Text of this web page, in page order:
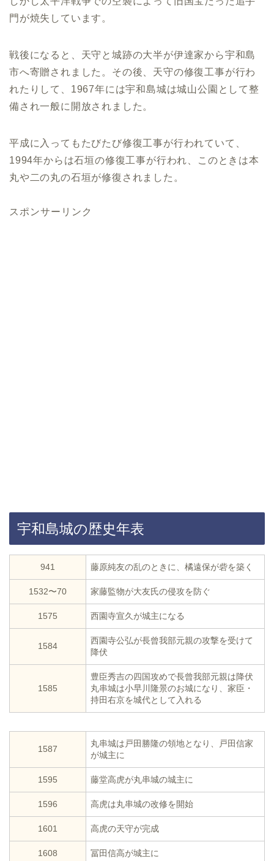
門が焼失しています。
戦後になると、天守と城跡の大半が伊達家から宇和島
市へ寄贈されました。その後、天守の修復工事が行わ
れたりして、1967年には宇和島城は城山公園として整
備され一般に開放されました。
平成に入ってもたびたび修復工事が行われていて、
1994年からは石垣の修復工事が行われ、このときは本
丸や二の丸の石垣が修復されました。
スポンサーリンク
宇和島城の歴史年表
941 藤原純友の乱のときに、橘遠保が砦を築く
1532〜70 家藤監物が大友氏の侵攻を防ぐ
1575 西園寺宣久が城主になる
1584
西園寺公弘が長曾我部元親の攻撃を受けて
降伏
1585
豊臣秀吉の四国攻めで長曾我部元親は降伏
丸串城は小早川隆景のお城になり、家臣・
持田右京を城代として入れる
1587
丸串城は戸田勝隆の領地となり、戸田信家
が城主に
1595 藤堂高虎が丸串城の城主に
1596 高虎は丸串城の改修を開始
1601 高虎の天守が完成
1608 冨田信高が城主に